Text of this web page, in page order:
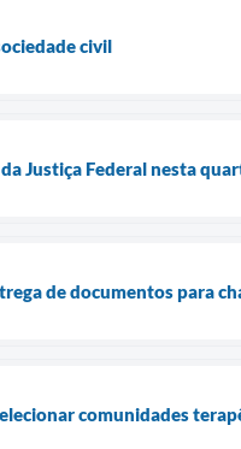
civil
Justiça Federal nesta
de documentos para
comunidades